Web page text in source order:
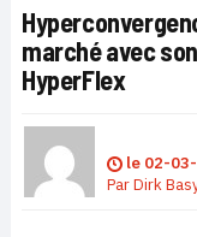
marché avec
HyperFlex
le 02-
ParDirk